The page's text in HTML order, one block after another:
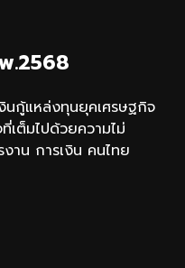
.2568
นกู้แหล่งทุนยุคเศรษฐกิจ
เต็มไปด้วยความไม่
าน การเงิน คนไทย